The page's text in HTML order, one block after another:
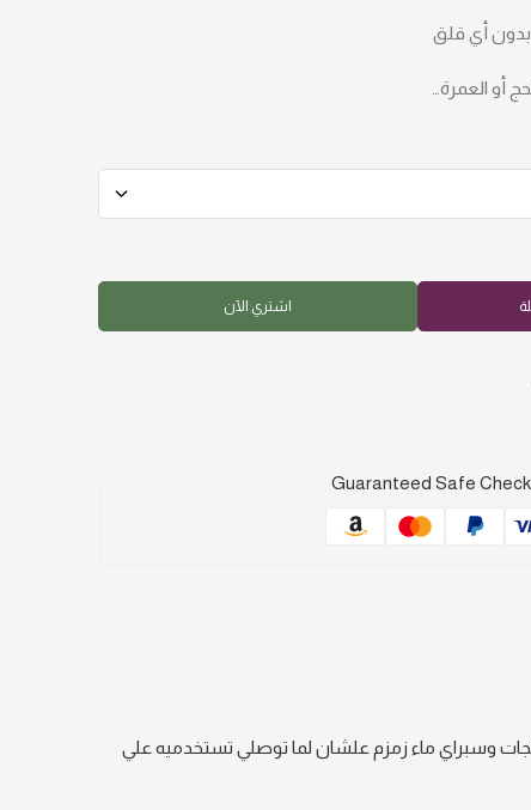
بدون أي قلق
أو العمرة…
اشتري الآن
Guaranteed Safe
وسبراي ماء زمزم علشان لما توصلي تستخدميه علي